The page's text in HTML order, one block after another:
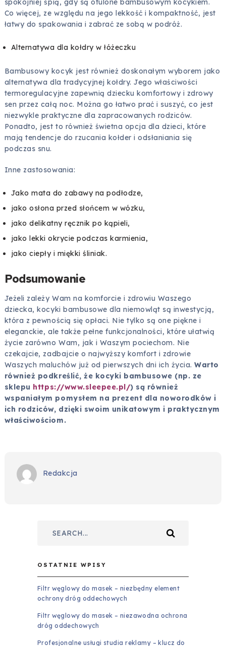
spokojniej śpią, gdy są otulone bambusowym kocykiem.
Co więcej, ze względu na jego lekkość i kompaktność, jest
łatwy do spakowania i zabrać ze sobą w podróż.
Alternatywa dla kołdry w łóżeczku
Bambusowy kocyk jest również doskonałym wyborem jako
alternatywa dla tradycyjnej kołdry. Jego właściwości
termoregulacyjne zapewnią dziecku komfortowy i zdrowy
sen przez całą noc. Można go łatwo prać i suszyć, co jest
niezwykle praktyczne dla zapracowanych rodziców.
Ponadto, jest to również świetna opcja dla dzieci, które
mają tendencje do rzucania kołder i odsłaniania się
podczas snu.
Inne zastosowania:
Jako mata do zabawy na podłodze,
jako osłona przed słońcem w wózku,
jako delikatny ręcznik po kąpieli,
jako lekki okrycie podczas karmienia,
jako ciepły i miękki śliniak.
Podsumowanie
Jeżeli zależy Wam na komforcie i zdrowiu Waszego
dziecka, kocyki bambusowe dla niemowląt są inwestycją,
która z pewnością się opłaci. Nie tylko są one piękne i
eleganckie, ale także pełne funkcjonalności, które ułatwią
życie zarówno Wam, jak i Waszym pociechom. Nie
czekajcie, zadbajcie o najwyższy komfort i zdrowie
Waszych maluchów już od pierwszych dni ich życia.Warto
również podkreślić, że kocyki bambusowe (np. ze
sklepu https://www.sleepee.pl/) są również
wspaniałym pomysłem na prezent dla noworodków i
ich rodziców, dzięki swoim unikatowym i praktycznym
właściwościom.
Redakcja
OSTATNIE WPISY
Filtr węglowy do masek – niezbędny element
ochrony dróg oddechowych
Filtr węglowy do masek – niezawodna ochrona
dróg oddechowych
Profesjonalne usługi studia reklamy – klucz do